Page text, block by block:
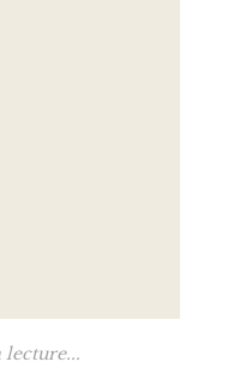
lecture...